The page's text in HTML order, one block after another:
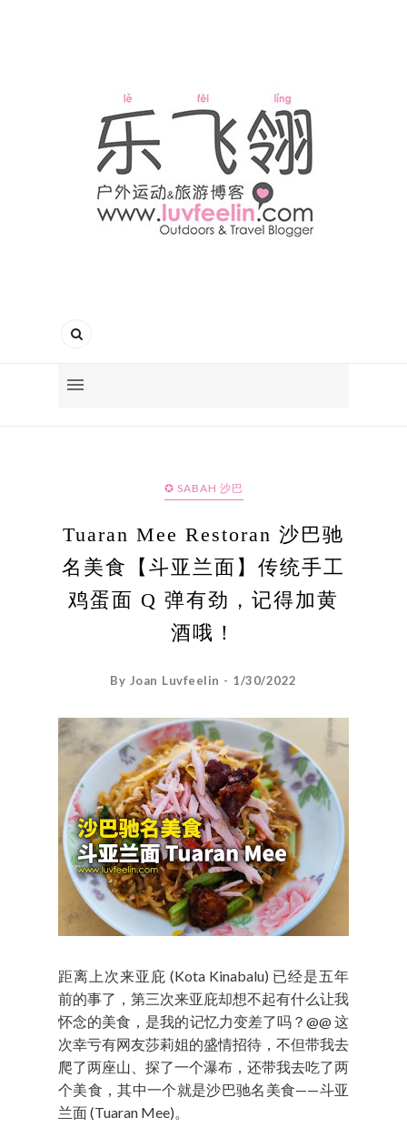
✪ SABAH 沙巴
Tuaran Mee Restoran 沙巴驰
名美食【斗亚兰面】传统手工
鸡蛋面 Q 弹有劲，记得加黄
酒哦！
By Joan Luvfeelin - 1/30/2022
距离上次来亚庇 (Kota Kinabalu) 已经是五年
前的事了，第三次来亚庇却想不起有什么让我
怀念的美食，是我的记忆力变差了吗？@@ 这
次幸亏有网友莎莉姐的盛情招待，不但带我去
爬了两座山、探了一个瀑布，还带我去吃了两
个美食，其中一个就是沙巴驰名美食——斗亚
兰面 (Tuaran Mee)。